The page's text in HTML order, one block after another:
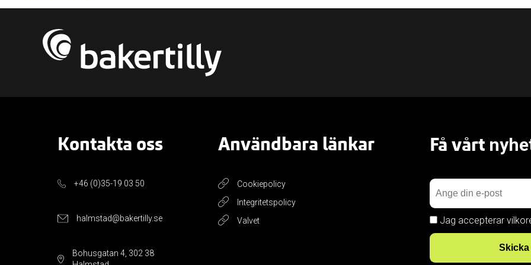
Kontakta oss
+46 (0)35-19 03 50
halmstad@bakertilly.se
Bohusgatan 4, 302 38
Användbara länkar
Cookiepolicy
Integritetspolicy
Valvet
Få vårt
Jag accepterar
Skicka